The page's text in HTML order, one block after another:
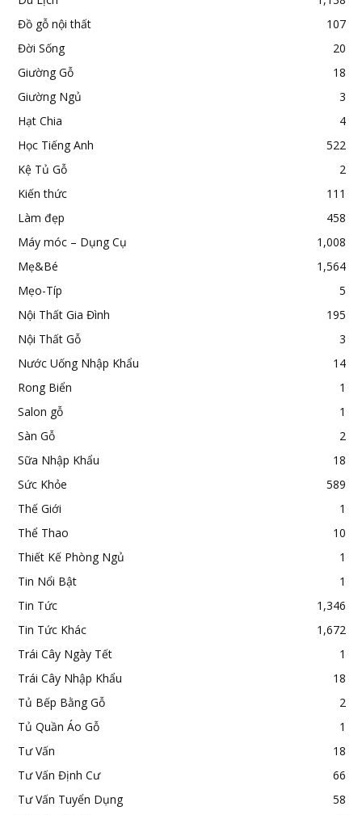
Đồ gỗ nội thất
107
Đời Sống
20
Giường Gỗ
18
Giường Ngủ
3
Hạt Chia
4
Học Tiếng Anh
522
Kệ Tủ Gỗ
2
Kiến thức
111
Làm đẹp
458
Máy móc – Dụng Cụ
1,008
Mẹ&Bé
1,564
Mẹo-Típ
5
Nội Thất Gia Đình
195
Nội Thất Gỗ
3
Nước Uống Nhập Khẩu
14
Rong Biển
1
Salon gỗ
1
Sàn Gỗ
2
Sữa Nhập Khẩu
18
Sức Khỏe
589
Thế Giới
1
Thể Thao
10
Thiết Kế Phòng Ngủ
1
Tin Nổi Bật
1
Tin Tức
1,346
Tin Tức Khác
1,672
Trái Cây Ngày Tết
1
Trái Cây Nhập Khẩu
18
Tủ Bếp Bằng Gỗ
2
Tủ Quần Áo Gỗ
1
Tư Vấn
18
Tư Vấn Định Cư
66
Tư Vấn Tuyển Dụng
58